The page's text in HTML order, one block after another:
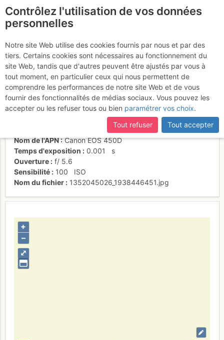
Roc des Tours
Activités
Date/heure
3 nov. 2012 15:02
Contributeur
Stephane Peiti
collaboratif (CC by-sa)
Nom de l'APN
Canon EOS 450D
Temps d'exposition
0.001
s
Ouverture
f/ 5.6
Sensibilité
100
ISO
Nom du fichier
1352045026_1938446451.jpg
⤢
+
–
Contrôlez l'utilisation de vos données
personnelles
Notre site Web utilise des cookies fournis par nous et par des
tiers. Certains cookies sont nécessaires au fonctionnement du
site Web, tandis que d'autres peuvent être ajustés par vous à
tout moment, en particulier ceux qui nous permettent de
comprendre les performances de notre site Web et de vous
fournir des fonctionnalités de médias sociaux. Vous pouvez les
accepter ou les refuser tous ou bien paramétrer vos choix.
Tout refuser
Tout accepter